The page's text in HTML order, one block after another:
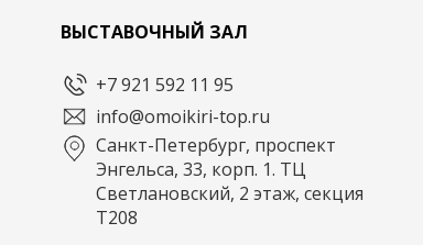
ВЫСТАВОЧНЫЙ ЗАЛ
+7 921 592 11 95
info@omoikiri-top.ru
Санкт-Петербург, проспект
Энгельса, 33, корп. 1. ТЦ
Светлановский, 2 этаж, секция
Т208